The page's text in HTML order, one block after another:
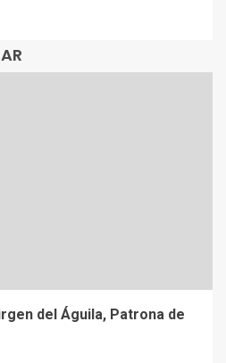
del Águila, Patrona de